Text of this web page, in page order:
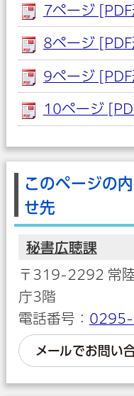
7ページ
8ページ
9ページ
10ページ
このページの
せ先
秘書広聴課
〒319-2292 常
庁3階
電話番号：
メールでお問い